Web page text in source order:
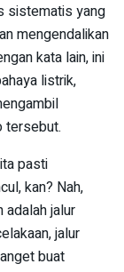
sistematis yang
mengendalikan
kata lain, ini
listrik,
tersebut.
pasti
kan? Nah,
adalah jalur
jalur
buat